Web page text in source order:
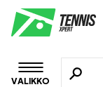
VALIKKO
Hae